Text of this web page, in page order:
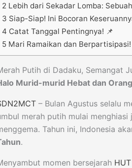
2 Lebih dari Sekadar Lomba:
3 Siap-Siap! Ini Bocoran
4 Catat Tanggal Pentingnya! 📌
5Mari Ramaikan dan Berpartisipasi!
Putih di Dadaku, Semangat
Murid-murid Hebat dan
– Bulan Agustus selalu
merah putih mulai
Tahun ini, Indonesia
.
momen bersejarah HUT